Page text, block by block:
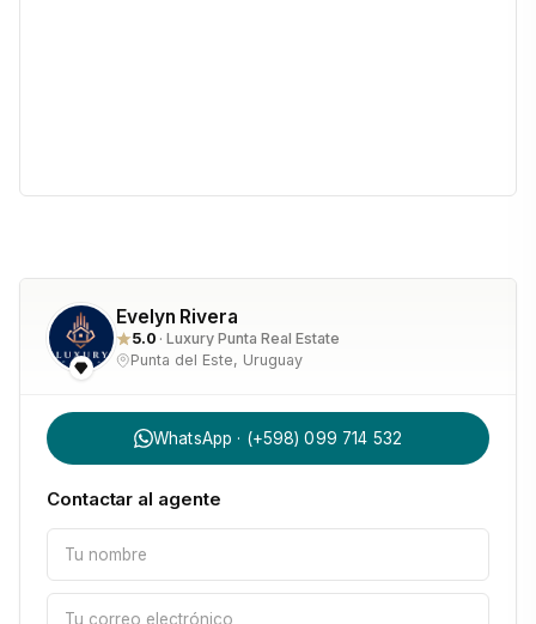
Evelyn Rivera
5.0 · Luxury Punta Real Estate
Punta del Este, Uruguay
WhatsApp · (+598) 099 714 532
Contactar al agente